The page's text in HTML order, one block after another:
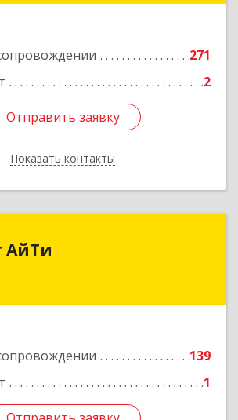
271
2
Отправить заявку
Показать контакты
Отправить заявку
Назад
АйТи
139
1
обл, Рославльский р-н,